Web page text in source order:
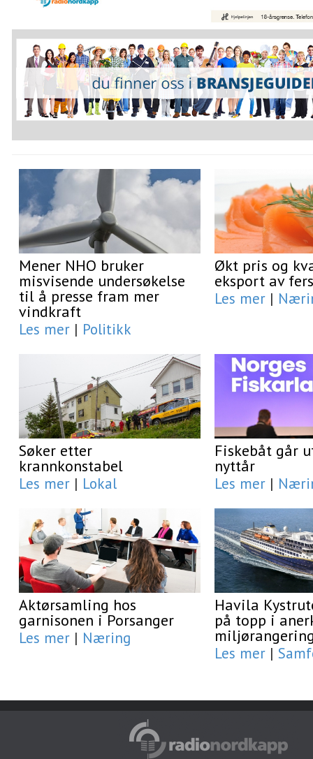
Mener NHO bruker
misvisende undersøkelse
til å presse fram mer
vindkraft
Les mer | Politikk
Økt pris og
eksport av
Les mer |
Søker etter
krannkonstabel
Les mer | Lokal
Fiskebåt går
nyttår
Les mer |
Aktørsamling hos
garnisonen i Porsanger
Les mer | Næring
Havila
på topp i
Les mer |